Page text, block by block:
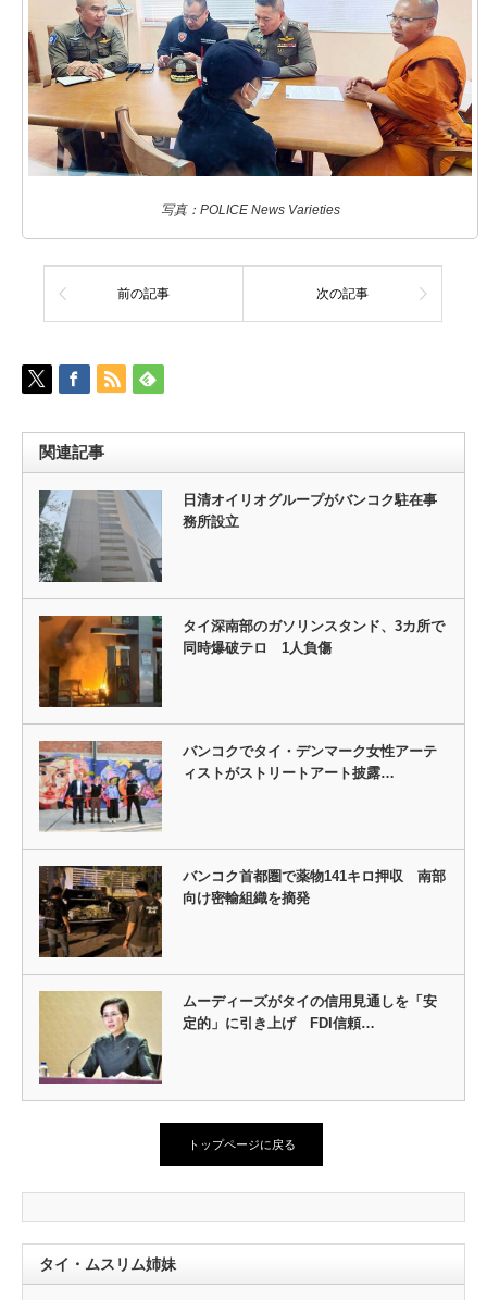
写真：POLICE News Varieties
前の記事 次の記事
関連記事
日清オイリオグループがバンコク駐在事
務所設立
タイ深南部のガソリンスタンド、3カ所で
同時爆破テロ 1人負傷
バンコクでタイ・デンマーク女性アーテ
ィストがストリートアート披露…
バンコク首都圏で薬物141キロ押収 南部
向け密輸組織を摘発
ムーディーズがタイの信用見通しを「安
定的」に引き上げ FDI信頼…
トップページに戻る
タイ・ムスリム姉妹